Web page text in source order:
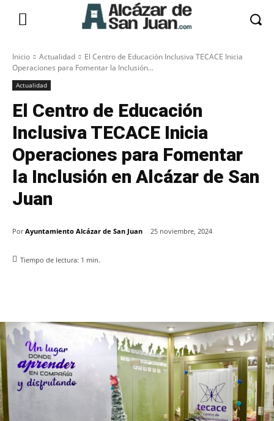
Inicio Actualidad
El Centro de Educación Inclusiva TECACE Inicia
Operaciones para Fomentar la Inclusión...
Actualidad
El Centro de Educación
Inclusiva TECACE Inicia
Operaciones para Fomentar
la Inclusión en Alcázar de San
Juan
Por Ayuntamiento Alcázar de San Juan 25 noviembre, 2024
Tiempo de lectura: 1 min.